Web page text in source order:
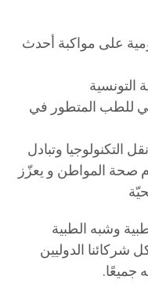
على مواكبة أحدث
التونسية⁠
للطب المتطور في
التكنولوجيا وتبادل
صحة المواطن و يعزّز
وشبه الطبية
شركائنا الدوليين
جميعًا.